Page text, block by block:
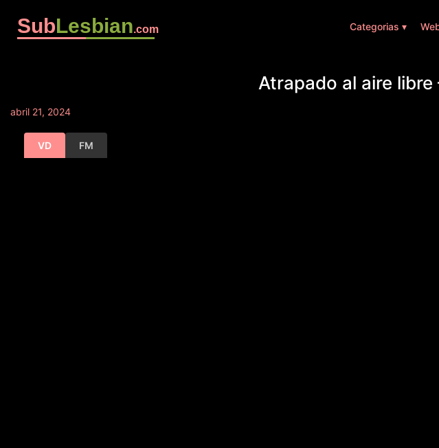
SubLesbian.com Categorias ▾
Atrapado al aire libre
abril 21, 2024
VD FM